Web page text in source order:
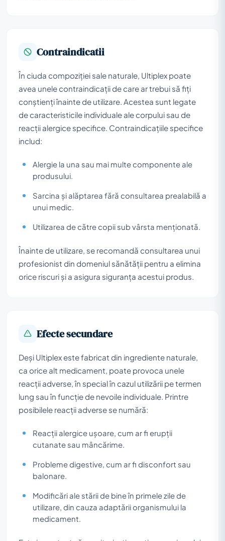
Contraindicatii
În ciuda compoziției sale naturale, Ultiplex poate
avea unele contraindicații de care ar trebui să fiți
conștienți înainte de utilizare. Acestea sunt legate
de caracteristicile individuale ale corpului sau de
reacții alergice specifice. Contraindicațiile specifice
includ:
Alergie la una sau mai multe componente ale
produsului.
Sarcina și alăptarea fără consultarea prealabilă a
unui medic.
Utilizarea de către copii sub vârsta menționată.
Înainte de utilizare, se recomandă consultarea unui
profesionist din domeniul sănătății pentru a elimina
orice riscuri și a asigura siguranța acestui produs.
Efecte secundare
Deși Ultiplex este fabricat din ingrediente naturale,
ca orice alt medicament, poate provoca unele
reacții adverse, în special în cazul utilizării pe termen
lung sau în funcție de nevoile individuale. Printre
posibilele reacții adverse se numără:
Reacții alergice ușoare, cum ar fi erupții
cutanate sau mâncărime.
Probleme digestive, cum ar fi disconfort sau
balonare.
Modificări ale stării de bine în primele zile de
utilizare, din cauza adaptării organismului la
medicament.